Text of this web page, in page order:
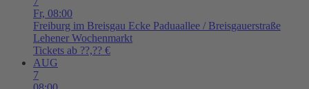
Fr, 08:00
Freiburg im Breisgau Ecke Paduaallee / Breisgauerstraße
Lehener Wochenmarkt
Tickets ab ??,?? €
AUG
7